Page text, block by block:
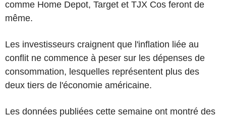
comme Home Depot, Target et TJX Cos feront de
même.
Les investisseurs craignent que l'inflation liée au
conflit ne commence à peser sur les dépenses de
consommation, lesquelles représentent plus des
deux tiers de l'économie américaine.
Les données publiées cette semaine ont montré des